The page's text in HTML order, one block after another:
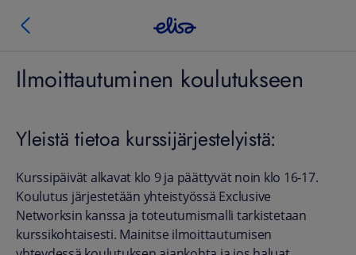
Ilmoittautuminen koulutukseen
Yleistä tietoa kurssijärjestelyistä:
Kurssipäivät alkavat klo 9 ja päättyvät noin klo 16-17.
Koulutus järjestetään yhteistyössä Exclusive
Networksin kanssa ja toteutumismalli tarkistetaan
kurssikohtaisesti. Mainitse ilmoittautumisen